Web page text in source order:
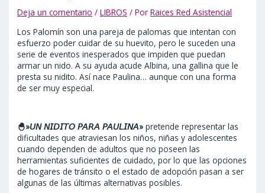
Deja un comentario /LIBROS / PorRaices Red Asistencial
Los Palomín son una pareja de palomas que intentan con
esfuerzo poder cuidar de su huevito, pero le suceden una
serie de eventos inesperados que impiden que puedan
armar un nido. A su ayuda acude Albina, una gallina que le
presta su nidito. Así nace Paulina… aunque con una forma
de ser muy especial.
🐣»𝘜𝘕 𝘕𝘐𝘋𝘐𝘛𝘖 𝘗𝘈𝘙𝘈 𝘗𝘈𝘜𝘓𝘐𝘕𝘈» pretende representar las
dificultades que atraviesan los niños, niñas y adolescentes
cuando dependen de adultos que no poseen las
herramientas suficientes de cuidado, por lo que las opciones
de hogares de tránsito o el estado de adopción pasan a ser
algunas de las últimas alternativas posibles.